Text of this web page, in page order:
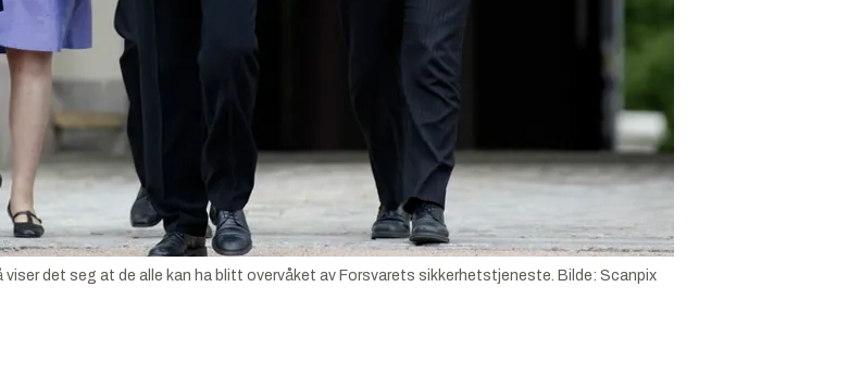
det seg at de alle kan ha blitt overvåket av Forsvarets sikkerhetstjeneste. Bilde: Scanpix